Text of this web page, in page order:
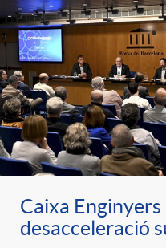
Caixa
desacceleració